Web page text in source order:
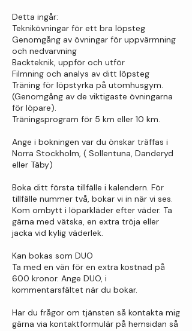
Detta ingår:
Teknikövningar för ett bra löpsteg
Genomgång av övningar för uppvärmning
och nedvarvning
Backteknik, uppför och utför
Filmning och analys av ditt löpsteg
Träning för löpstyrka på utomhusgym.
(Genomgång av de viktigaste övningarna
för löpare).
Träningsprogram för 5 km eller 10 km.
Ange i bokningen var du önskar träffas i
Norra Stockholm, ( Sollentuna, Danderyd
eller Täby)
Boka ditt första tillfälle i kalendern. För
tillfälle nummer två, bokar vi in när vi ses.
Kom ombytt i löparkläder efter väder. Ta
gärna med vätska, en extra tröja eller
jacka vid kylig väderlek.
Kan bokas som DUO
Ta med en vän för en extra kostnad på
600 kronor. Ange DUO, i
kommentarsfältet när du bokar.
Har du frågor om tjänsten så kontakta mig
gärna via kontaktformulär på hemsidan så